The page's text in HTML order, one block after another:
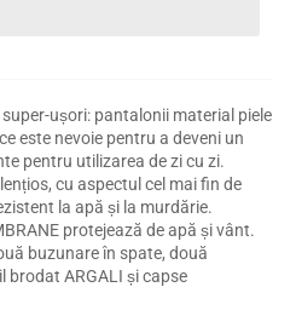
ușori: pantalonii material piele
este nevoie pentru a deveni un
pentru utilizarea de zi cu zi.
cu aspectul cel mai fin de
la apă și la murdărie.
protejează de apă și vânt.
buzunare în spate, două
brodat ARGALI și capse